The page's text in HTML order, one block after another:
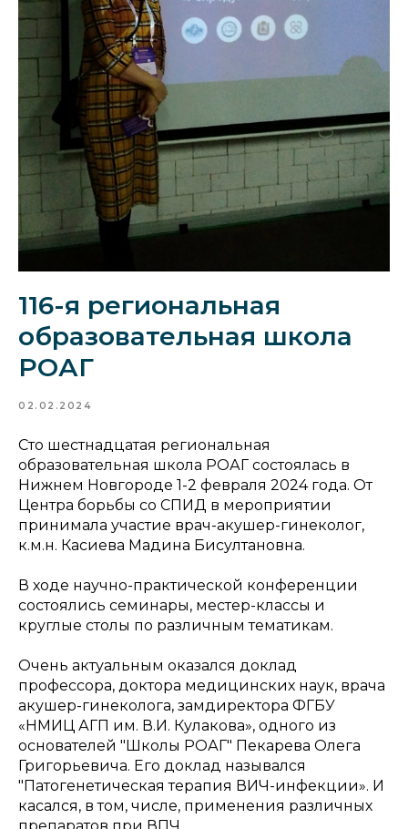
116-я региональная
образовательная школа
РОАГ
02.02.2024
Сто шестнадцатая региональная
образовательная школа РОАГ состоялась в
Нижнем Новгороде 1-2 февраля 2024 года. От
Центра борьбы со СПИД в мероприятии
принимала участие врач-акушер-гинеколог,
к.м.н. Касиева Мадина Бисултановна.
В ходе научно-практической конференции
состоялись семинары, местер-классы и
круглые столы по различным тематикам.
Очень актуальным оказался доклад
профессора, доктора медицинских наук, врача
акушер-гинеколога, замдиректора ФГБУ
«НМИЦ АГП им. В.И. Кулакова», одного из
основателей "Школы РОАГ" Пекарева Олега
Григорьевича. Его доклад назывался
"Патогенетическая терапия ВИЧ-инфекции». И
касался, в том, числе, применения различных